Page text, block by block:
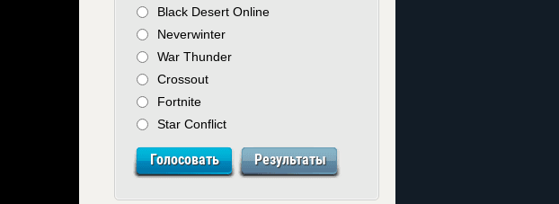
Black Desert Online
Neverwinter
War Thunder
Crossout
Fortnite
Star Conflict